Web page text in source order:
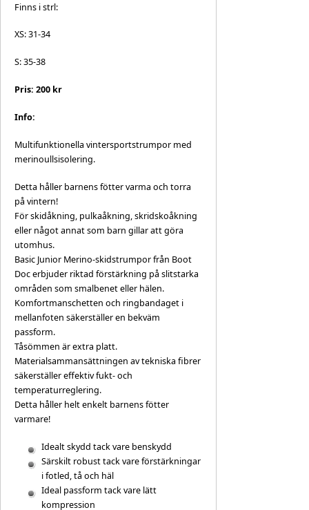
Finns i strl:
XS: 31-34
S: 35-38
Pris: 200 kr
Info:
Multifunktionella vintersportstrumpor med
merinoullsisolering.
Detta håller barnens fötter varma och torra
på vintern!
För skidåkning, pulkaåkning, skridskoåkning
eller något annat som barn gillar att göra
utomhus.
Basic Junior Merino-skidstrumpor från Boot
Doc erbjuder riktad förstärkning på slitstarka
områden som smalbenet eller hälen.
Komfortmanschetten och ringbandaget i
mellanfoten säkerställer en bekväm
passform.
Tåsömmen är extra platt.
Materialsammansättningen av tekniska fibrer
säkerställer effektiv fukt- och
temperaturreglering.
Detta håller helt enkelt barnens fötter
varmare!
Idealt skydd tack vare benskydd
Särskilt robust tack vare förstärkningar
i fotled, tå och häl
Ideal passform tack vare lätt
kompression